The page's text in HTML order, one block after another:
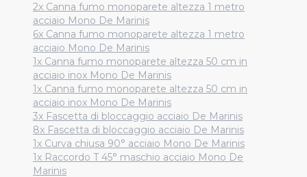
2x Canna fumo monoparete altezza 1 metro
acciaio Mono De Marinis
6x Canna fumo monoparete altezza 1 metro
acciaio Mono De Marinis
1x Canna fumo monoparete altezza 50 cm in
acciaio inox Mono De Marinis
1x Canna fumo monoparete altezza 50 cm in
acciaio inox Mono De Marinis
3x Fascetta di bloccaggio acciaio De Marinis
8x Fascetta di bloccaggio acciaio De Marinis
1x Curva chiusa 90° acciaio Mono De Marinis
1x Raccordo T 45° maschio acciaio Mono De
Marinis